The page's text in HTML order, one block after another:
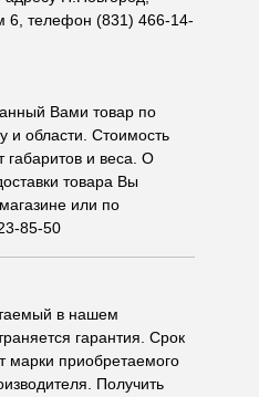
6, телефон (831) 466-14-
Вами товар по
и области. Стоимость
габаритов и веса. О
товара Вы
или по
85-50
в нашем
гарантия. Срок
марки приобретаемого
Получить